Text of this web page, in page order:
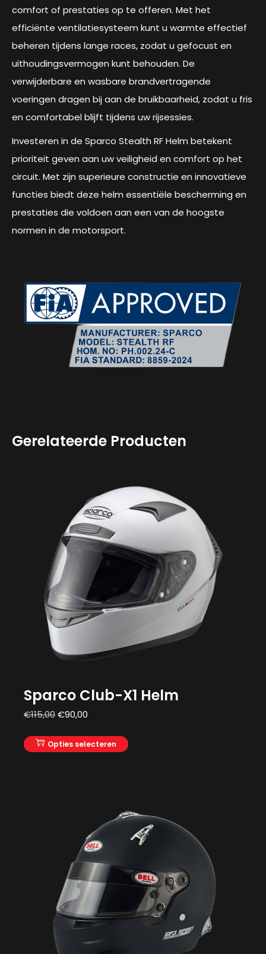
comfort of prestaties op te offeren. Met het
efficiënte ventilatiesysteem kunt u warmte effectief
beheren tijdens lange races, zodat u gefocust en
uithoudingsvermogen kunt behouden. De
verwijderbare en wasbare brandvertragende
voeringen dragen bij aan de bruikbaarheid, zodat u fris
en comfortabel blijft tijdens uw rijsessies.
Investeren in de Sparco Stealth RF Helm betekent
prioriteit geven aan uw veiligheid en comfort op het
circuit. Met zijn superieure constructie en innovatieve
functies biedt deze helm essentiële bescherming en
prestaties die voldoen aan een van de hoogste
normen in de motorsport.
Gerelateerde Producten
Sparco Club-X1 Helm
€115,00€90,00
Opties selecteren